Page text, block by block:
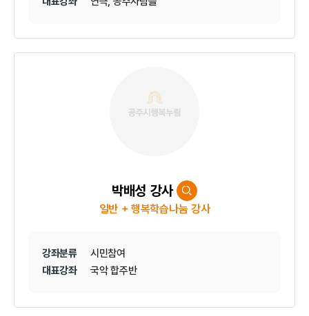
박배성 강사
일반 + 행복학습나눔 강사
강좌분류
시민참여
대표강좌
국악 합주반